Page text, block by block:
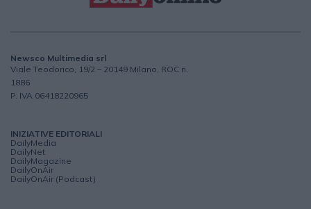
Newsco Multimedia srl
Viale Teodorico, 19/2 – 20149 Milano, ROC n.
1886
P. IVA 06418220965
INIZIATIVE EDITORIALI
DailyMedia
DailyNet
DailyMagazine
DailyOnAir
DailyOnAir (Podcast)